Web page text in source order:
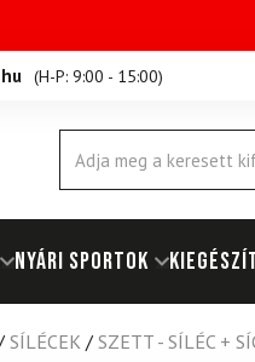
(H-P: 9:00 - 15:00)
Products
search
NYÁRI SPORTOK
SÍLÉCEK / SZETT - SÍLÉC +